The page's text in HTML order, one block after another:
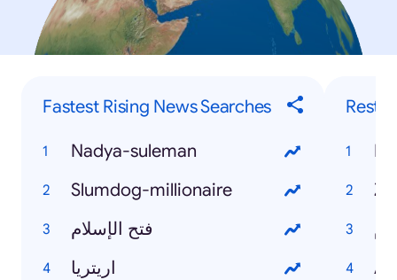
Fastest Rising News Searches
Nadya-suleman
Slumdog-millionaire
فتح الإسلام
اريتريا